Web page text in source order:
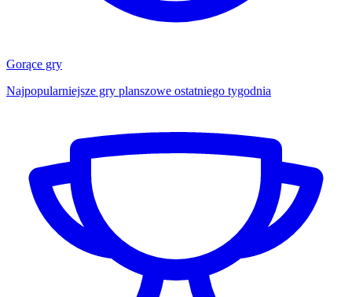
Gorące gry
Najpopularniejsze gry planszowe ostatniego tygodnia